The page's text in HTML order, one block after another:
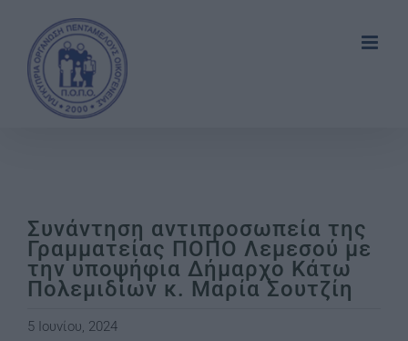
content
Συνάντηση αντιπροσωπεία της
Γραμματείας ΠΟΠΟ Λεμεσού με
την υποψήφια Δήμαρχο Κάτω
Πολεμιδίων κ. Μαρία Σουτζίη
5 Ιουνίου, 2024